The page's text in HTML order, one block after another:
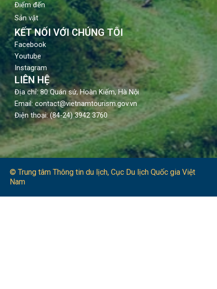
Điểm đến
Sản vật
KẾT NỐI VỚI CHÚNG TÔI
Facebook
Youtube
Instagram
LIÊN HỆ
Địa chỉ: 80 Quán sứ, Hoàn Kiếm, Hà Nội
Email: contact@vietnamtourism.gov.vn
Điện thoại: (84-24) 3942 3760
© Trung tâm Thông tin du lịch​, Cục Du lịch Quốc gia Việt
Nam